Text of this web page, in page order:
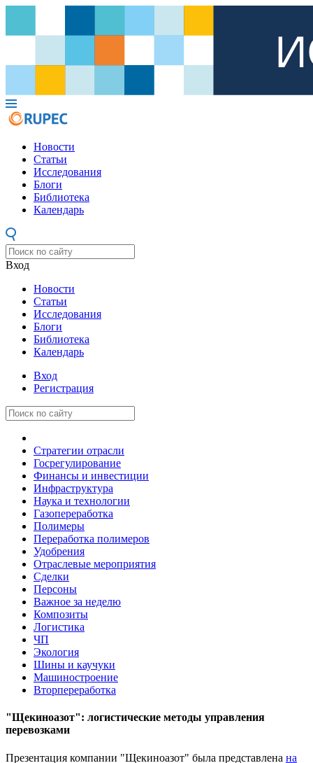
Новости
Статьи
Исследования
Блоги
Библиотека
Календарь
Вход
Новости
Статьи
Исследования
Блоги
Библиотека
Календарь
Вход
Регистрация
Стратегии отрасли
Госрегулирование
Финансы и инвестиции
Инфраструктура
Наука и технологии
Газопереработка
Полимеры
Переработка полимеров
Удобрения
Отраслевые мероприятия
Сделки
Персоны
Важное за неделю
Композиты
Логистика
ЧП
Экология
Шины и каучуки
Машиностроение
Вторпереработка
"Щекиноазот": логистические методы управления
перевозками
Презентация компании "Щекиноазот" была представлена на